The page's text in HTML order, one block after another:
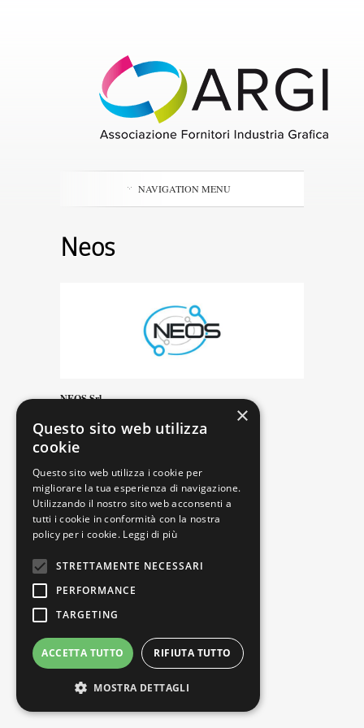
NAVIGATION MENU
Neos
NEOS Srl
41042 Fiorano, Modena
Tel. +39 0536 1753797
www.neoslab.it
@ Argi |Web Agency
×
Questo sito web utilizza
cookie
Questo sito web utilizza i cookie per
migliorare la tua esperienza di navigazione.
Utilizzando il nostro sito web acconsenti a
tutti i cookie in conformità con la nostra
policy per i cookie. Leggi di più
STRETTAMENTE NECESSARI
PERFORMANCE
TARGETING
ACCETTA TUTTO RIFIUTA TUTTO
MOSTRA DETTAGLI